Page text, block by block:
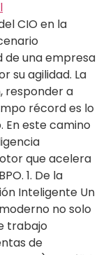
CIO en la
una empresa
su agilidad. La
responder a
récord es lo
En este camino
que acelera
1. De la
Inteligente Un
no solo
trabajo
de